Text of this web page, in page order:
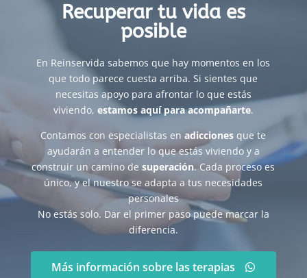
Recuperar tu vida es
posible
En Reinservida sabemos que hay momentos en los
que todo parece cuesta arriba. Si sientes que
necesitas apoyo para afrontar lo que estás
viviendo, estamos aquí para acompañarte.
Contamos con especialistas enadicciones que te
ayudarán a entender lo que estás viviendo y a
construir un camino desuperación. Cada proceso es
único, y el nuestro se adapta a tus necesidades
personales
No estás solo. Dar el primer paso puede marcar la
diferencia.
Más información sobre las terapias